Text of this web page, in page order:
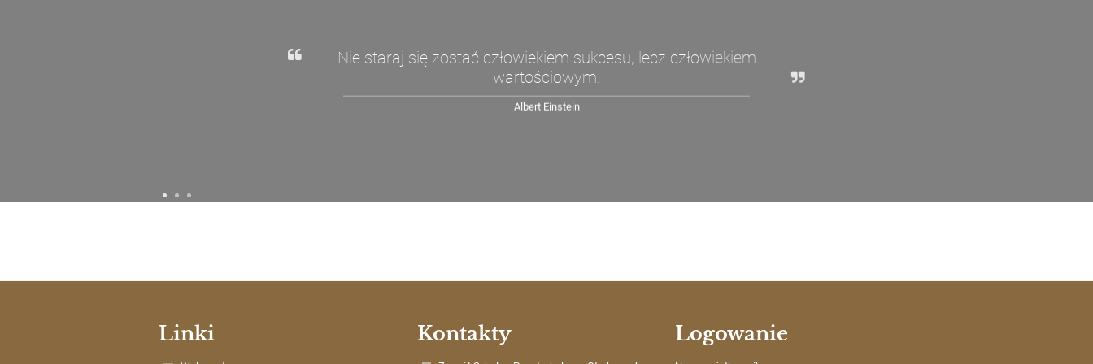
Nie staraj się zostać człowiekiem sukcesu, lecz człowiekiem
wartościowym.
Albert Einstein
Linki Kontakty Logowanie